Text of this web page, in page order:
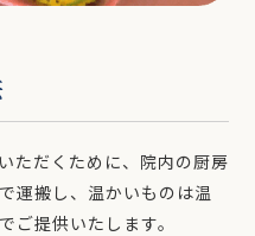
ただくために、院内の厨房
運搬し、温かいものは温
ご提供いたします。